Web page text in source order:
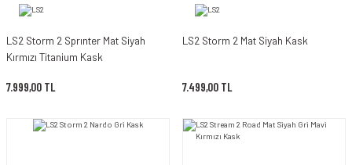
LS2 Storm 2 Sprınter Mat Siyah
Kırmızı Titanium Kask
7.999,00 TL
LS2 Storm 2 Mat Siyah Kask
7.499,00 TL